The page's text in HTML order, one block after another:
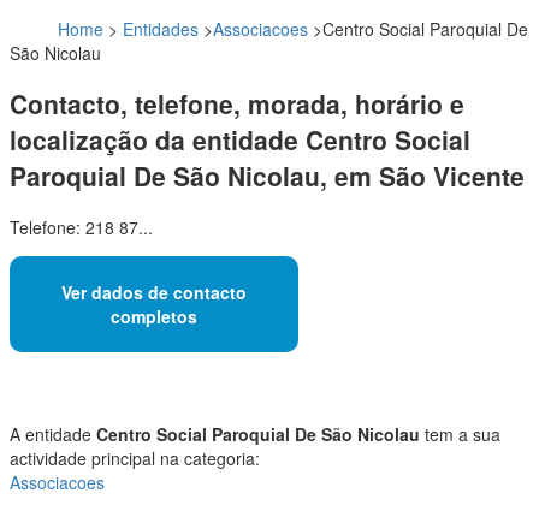
Home > Entidades >Associacoes >Centro Social Paroquial De
São Nicolau
Contacto, telefone, morada, horário e
localização da entidade Centro Social
Paroquial De São Nicolau, em São Vicente
Telefone: 218 87...
Ver dados de contacto
completos
A entidade Centro Social Paroquial De São Nicolau tem a sua
actividade principal na categoria:
Associacoes